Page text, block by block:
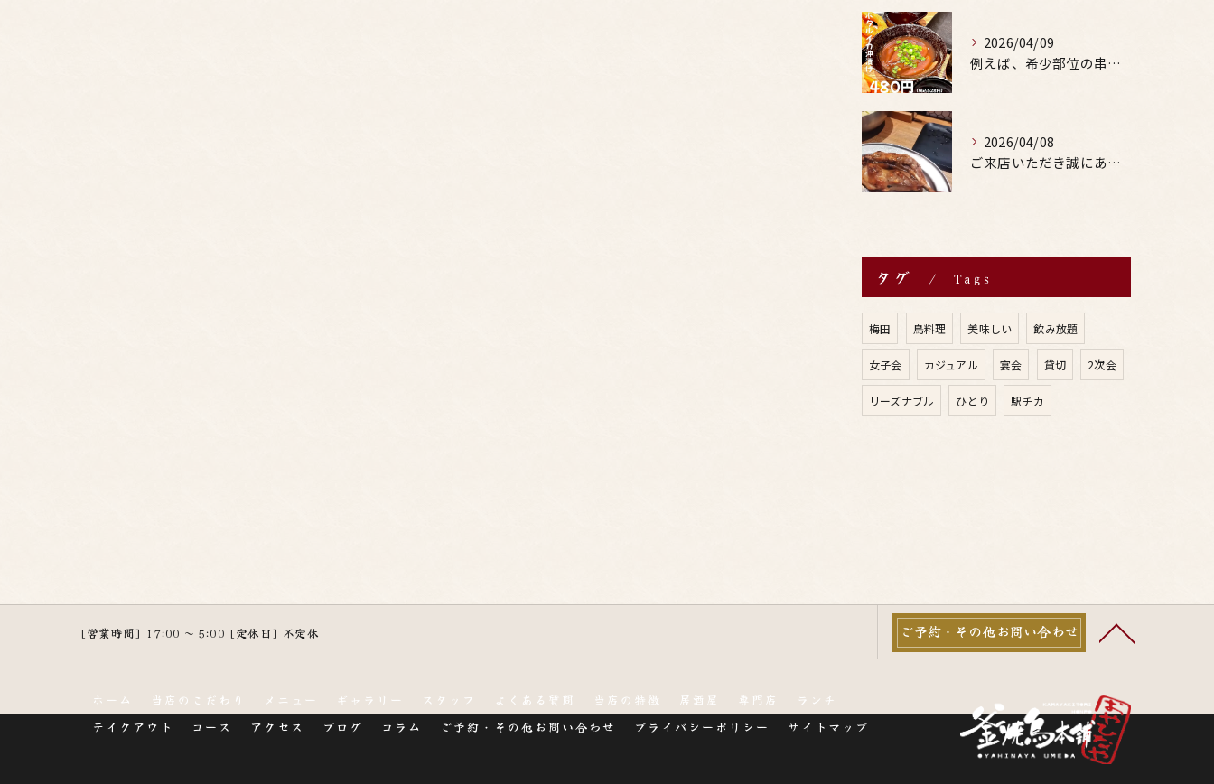
2026/04/09
例えば、希少部位の串を試したり、季節限定の地酒を味わったりす...
2026/04/08
ご来店いただき誠にありがとうございます。
タグ Tags
梅田 鳥料理 美味しい 飲み放題
女子会 カジュアル 宴会 貸切 2次会
リーズナブル ひとり 駅チカ
[営業時間] 17:00 ～ 5:00 [定休日] 不定休 ご予約・その他お問い合わせ
ホーム 当店のこだわり メニュー ギャラリー スタッフ よくある質問 当店の特徴 居酒屋 専門店
ランチ
テイクアウト
コース アクセス ブログ コラム ご予約・その他お問い合わせ プライバシーポリシー サイトマップ